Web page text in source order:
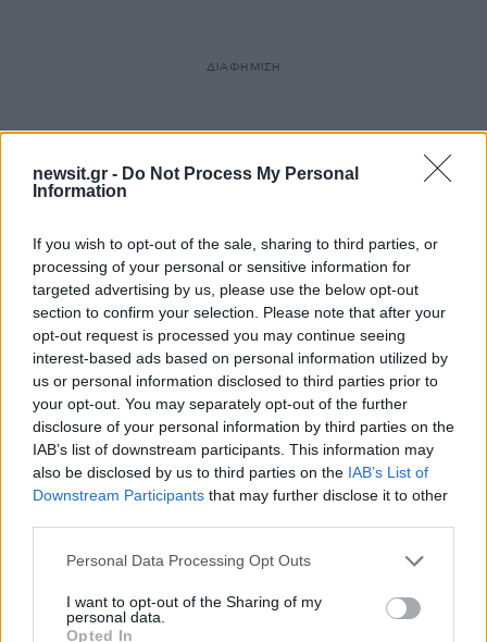
newsit.gr - Do Not Process My Personal
Information
If you wish to opt-out of the sale, sharing to third parties, or
processing of your personal or sensitive information for
targeted advertising by us, please use the below opt-out
section to confirm your selection. Please note that after your
opt-out request is processed you may continue seeing
interest-based ads based on personal information utilized by
us or personal information disclosed to third parties prior to
your opt-out. You may separately opt-out of the further
disclosure of your personal information by third parties on the
IAB’s list of downstream participants. This information may
also be disclosed by us to third parties on the IAB’s List of
Downstream Participants that may further disclose it to other
Please note that this website/app uses one or more Google
not limited to your visit or usage behaviour. You may click to
grant or deny consent to Google and its third-party tags to
Personal Data Processing Opt Outs
I want to opt-out of the Sharing of my
personal data.
Opted In
ΔΙΑΦΗΜΙΣΗ